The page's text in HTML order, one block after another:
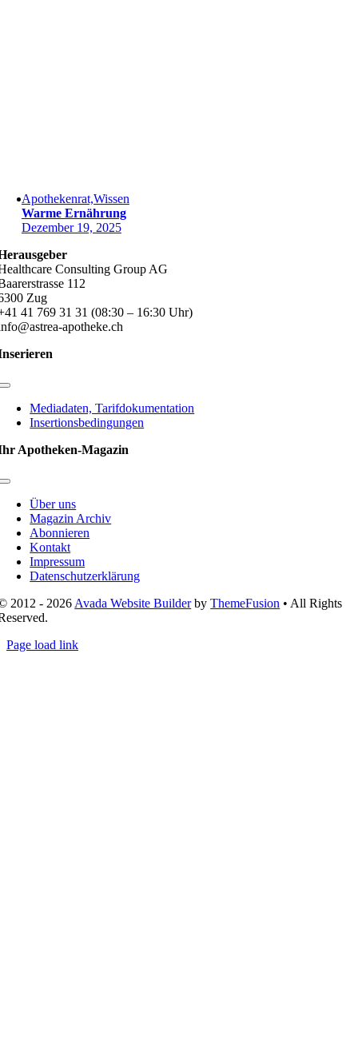
Apothekenrat,Wissen
Warme Ernährung
Dezember 19, 2025
Consulting Group AG
112
Zug
41 769 31 31 (08:30 – 16:30 Uhr)
apotheke.ch
Toggle
NavigationMediadaten, Tarifdokumentation
Insertionsbedingungen
Apotheken-Magazin
Toggle
NavigationÜber uns
Magazin Archiv
Abonnieren
Kontakt
Impressum
Datenschutzerklärung
2012 - 2026 Avada Website BuilderbyThemeFusion • All Rights
Page load link